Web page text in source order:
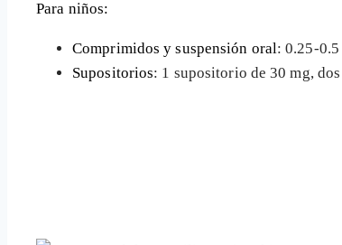
Para niños:
Comprimidos y suspensión oral: 0.25-
Supositorios: 1 supositorio de 30 mg,